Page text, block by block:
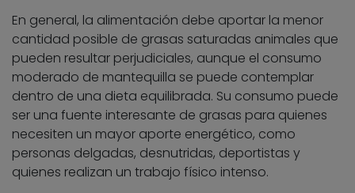
En general, la alimentación debe aportar la menor
cantidad posible de grasas saturadas animales que
pueden resultar perjudiciales, aunque el consumo
moderado de mantequilla se puede contemplar
dentro de una dieta equilibrada. Su consumo puede
ser una fuente interesante de grasas para quienes
necesiten un mayor aporte energético, como
personas delgadas, desnutridas, deportistas y
quienes realizan un trabajo físico intenso.